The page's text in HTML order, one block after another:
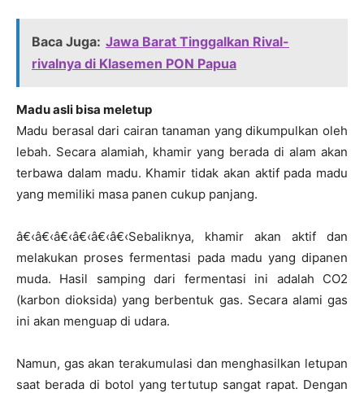
Baca Juga: Jawa Barat Tinggalkan Rival-
rivalnya di Klasemen PON Papua
Madu asli bisa meletup
Madu berasal dari cairan tanaman yang dikumpulkan oleh
lebah. Secara alamiah, khamir yang berada di alam akan
terbawa dalam madu. Khamir tidak akan aktif pada madu
yang memiliki masa panen cukup panjang.
â€‹â€‹â€‹â€‹â€‹â€‹Sebaliknya, khamir akan aktif dan
melakukan proses fermentasi pada madu yang dipanen
muda. Hasil samping dari fermentasi ini adalah CO2
(karbon dioksida) yang berbentuk gas. Secara alami gas
ini akan menguap di udara.
Namun, gas akan terakumulasi dan menghasilkan letupan
saat berada di botol yang tertutup sangat rapat. Dengan